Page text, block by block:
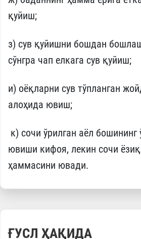
қуйиш;
з) сув қуйишни бошдан
сўнгра чап елкага сув қуйиш;
и) оёқларни сув тўпланган
алоҳида ювиш;
к) сочи ўрилган аёл бошининг
ювиши кифоя, лекин сочи ёзиқ
ҳаммасини ювади.
ҒУСЛ ҲАҚИДА